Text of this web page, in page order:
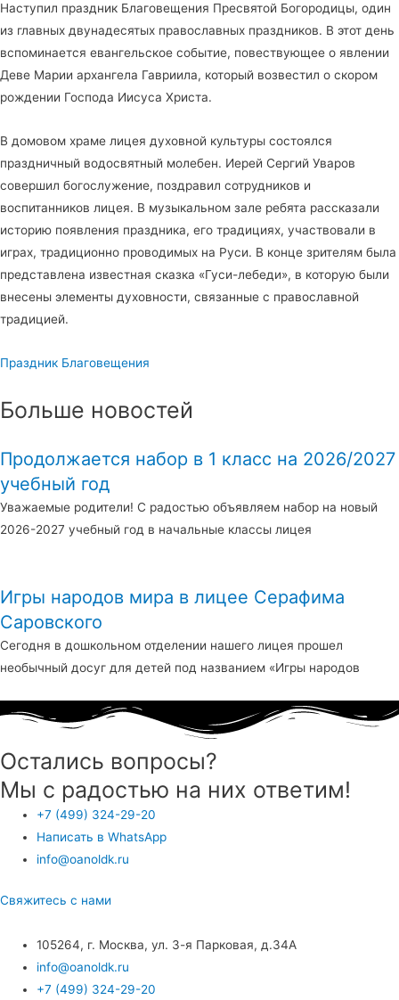
Наступил праздник Благовещения Пресвятой Богородицы, один
из главных двунадесятых православных праздников. В этот день
вспоминается евангельское событие, повествующее о явлении
Деве Марии архангела Гавриила, который возвестил о скором
рождении Господа Иисуса Христа.
В домовом храме лицея духовной культуры состоялся
праздничный водосвятный молебен. Иерей Сергий Уваров
совершил богослужение, поздравил сотрудников и
воспитанников лицея. В музыкальном зале ребята рассказали
историю появления праздника, его традициях, участвовали в
играх, традиционно проводимых на Руси. В конце зрителям была
представлена известная сказка «Гуси-лебеди», в которую были
внесены элементы духовности, связанные с православной
традицией.
Праздник Благовещения
Больше новостей
Продолжается набор в 1 класс на 2026/2027
учебный год
Уважаемые родители! С радостью объявляем набор на новый
2026-2027 учебный год в начальные классы лицея
Игры народов мира в лицее Серафима
Саровского
Сегодня в дошкольном отделении нашего лицея прошел
необычный досуг для детей под названием «Игры народов
Остались вопросы?
Мы с радостью на них ответим!
+7 (499) 324-29-20
Написать в WhatsApp
info@oanoldk.ru
Свяжитесь с нами
105264, г. Москва, ул. 3-я Парковая, д.34А
info@oanoldk.ru
+7 (499) 324-29-20